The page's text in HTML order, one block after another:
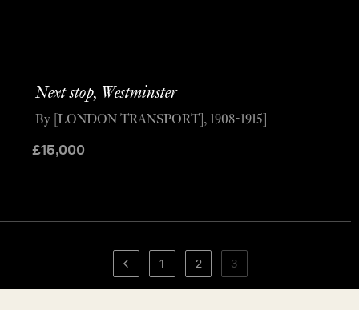
Next stop, Westminster
£15,000
By [LONDON TRANSPORT], 1908-1915]
1 2 3